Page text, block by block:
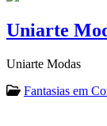
Uniarte
Uniarte Modas
Fantasias em